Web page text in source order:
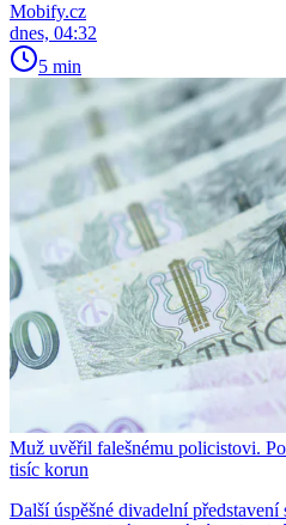
Mobify.cz
dnes, 04:32
5 min
Muž uvěřil falešnému policistovi.
tisíc korun
Další úspěšné divadelní představení